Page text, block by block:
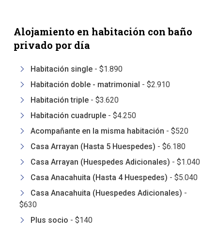
Alojamiento en habitación con baño
privado por día
Habitación single - $1.890
Habitación doble - matrimonial - $2.910
Habitación triple - $3.620
Habitación cuadruple - $4.250
Acompañante en la misma habitación - $520
Casa Arrayan (Hasta 5 Huespedes) - $6.180
Casa Arrayan (Huespedes Adicionales) - $1.040
Casa Anacahuita (Hasta 4 Huespedes) - $5.040
Casa Anacahuita (Huespedes Adicionales) -
$630
Plus socio - $140